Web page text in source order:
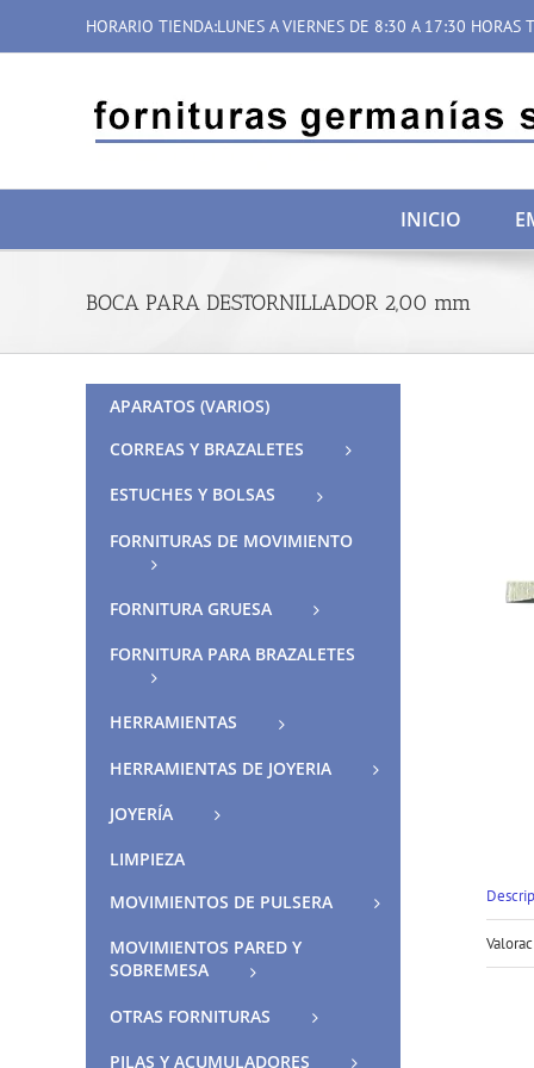
contenido
HORARIO TIENDA:LUNES A VIERNES DE 8:30 A 17:30
INICIO
BOCA PARA DESTORNILLADOR 2,00 mm
APARATOS (VARIOS)
CORREAS Y BRAZALETES
ESTUCHES Y BOLSAS
FORNITURAS DE MOVIMIENTO
FORNITURA GRUESA
FORNITURA PARA BRAZALETES
HERRAMIENTAS
HERRAMIENTAS DE JOYERIA
JOYERÍA
LIMPIEZA
MOVIMIENTOS DE PULSERA
MOVIMIENTOS PARED Y
SOBREMESA
OTRAS FORNITURAS
PILAS Y ACUMULADORES